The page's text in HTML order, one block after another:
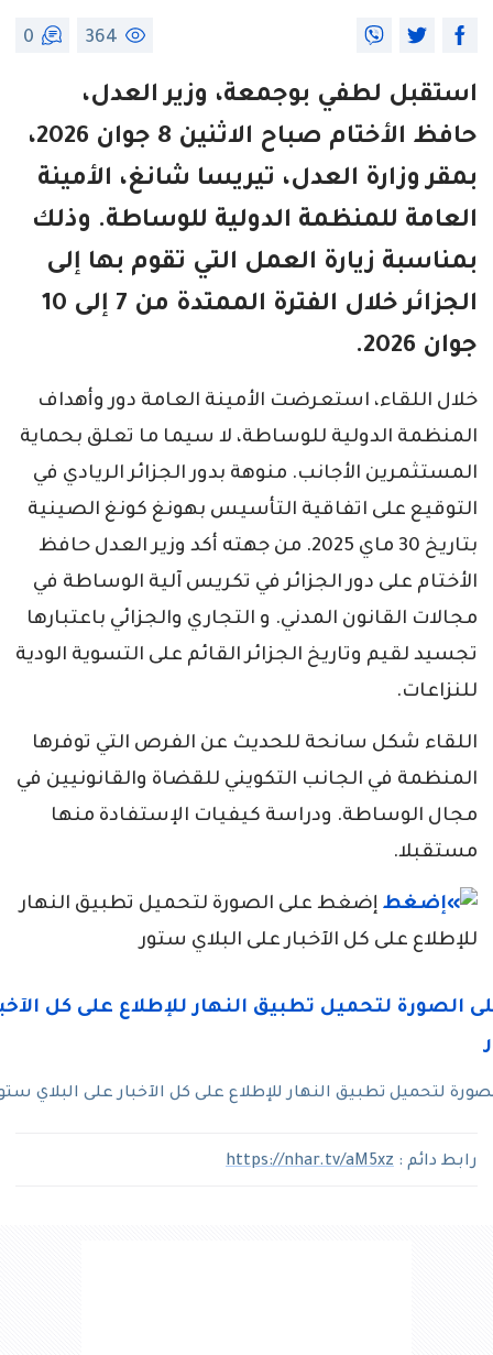
364
0
استقبل لطفي بوجمعة، وزير العدل،
حافظ الأختام صباح الاثنين 8 جوان 2026،
بمقر وزارة العدل، تيريسا شانغ، الأمينة
العامة للمنظمة الدولية للوساطة. وذلك
بمناسبة زيارة العمل التي تقوم بها إلى
الجزائر خلال الفترة الممتدة من 7 إلى 10
جوان 2026.
خلال اللقاء، استعرضت الأمينة العامة دور وأهداف
المنظمة الدولية للوساطة، لا سيما ما تعلق بحماية
المستثمرين الأجانب. منوهة بدور الجزائر الريادي في
التوقيع على اتفاقية التأسيس بهونغ كونغ الصينية
بتاريخ 30 ماي 2025. من جهته أكد وزير العدل حافظ
الأختام على دور الجزائر في تكريس آلية الوساطة في
مجالات القانون المدني. و التجاري والجزائي باعتبارها
تجسيد لقيم وتاريخ الجزائر القائم على التسوية الودية
للنزاعات.
اللقاء شكل سانحة للحديث عن الفرص التي توفرها
المنظمة في الجانب التكويني للقضاة والقانونيين في
مجال الوساطة. ودراسة كيفيات الإستفادة منها
مستقبلا.
إضغط على الصورة لتحميل تطبيق النهار
للإطلاع على كل الآخبار على البلاي ستور
لتحميل تطبيق النهار للإطلاع على كل الآخبار على البلاي
رابط دائم : https://nhar.tv/aM5xz